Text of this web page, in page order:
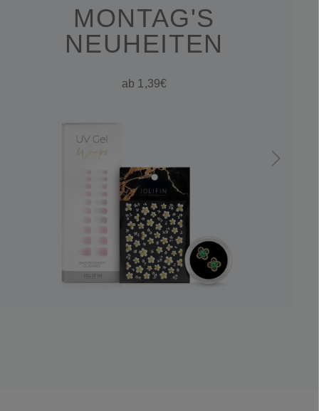
MONTAG'S
NEUHEITEN
ab 1,39€